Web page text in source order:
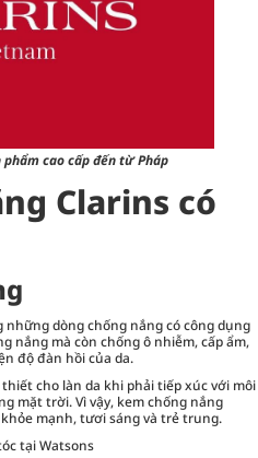
cao cấp đến từ Pháp
Clarins có
dòng chống nắng có công dụng
nắng mà còn chống ô nhiễm, cấp ẩm,
độ đàn hồi của da.
cho làn da khi phải tiếp xúc với môi
mặt trời. Vì vậy, kem chống nắng
mạnh, tươi sáng và trẻ trung.
tại Watsons